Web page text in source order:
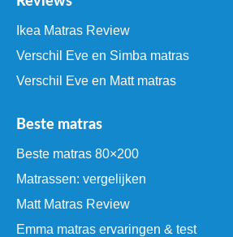
Ikea Matras Review
Verschil Eve en Simba matras
Verschil Eve en Matt matras
Beste matras
Beste matras 80×200
Matrassen: vergelijken
Matt Matras Review
Emma matras ervaringen & test